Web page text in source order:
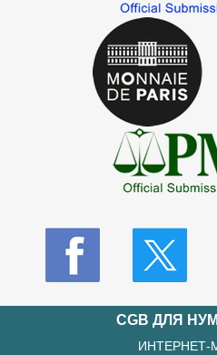
CGB ДЛЯ
ИНТЕРНЕТ-